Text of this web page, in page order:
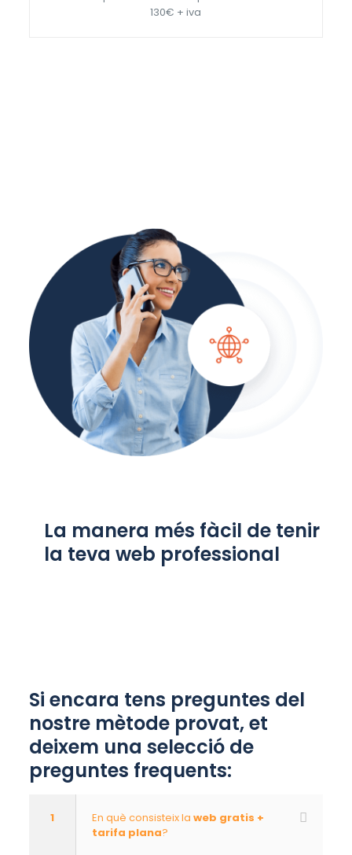
130€ + iva
La manera més fàcil de tenir
la teva web professional
Si encara tens preguntes del
nostre mètode provat, et
deixem una selecció de
preguntes frequents:
1 En què consisteix la web gratis +
tarifa plana?